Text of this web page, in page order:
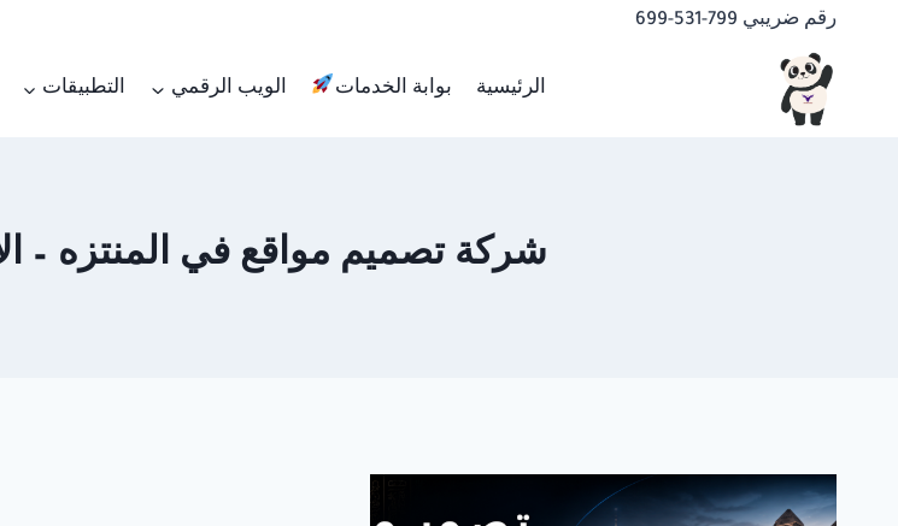
المحتوى
رقم ضريبي 799-531-699
الرئيسية بوابة الخدمات الويب الرقمي التطبيقات
شركة تصميم مواقع في المنتزه – الاسكندرية